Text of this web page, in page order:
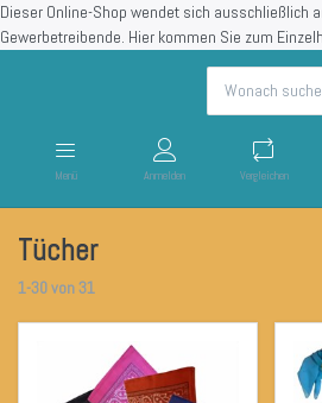
Dieser Online-Shop wendet sich ausschließlich
Gewerbetreibende. Hier kommen Sie zum
Menü Anmelden Vergleichen
Tücher
1-30von31